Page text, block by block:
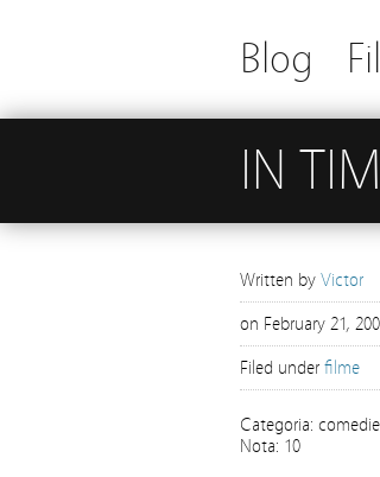
Blog
IN
Written by Victor
on February 21,
Filed under filme
Categoria:
Nota: 10